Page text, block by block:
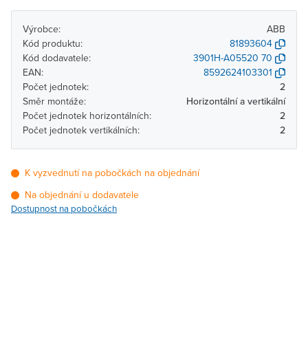
Výrobce:
ABB
Kód produktu:
81893604
Kód dodavatele:
3901H-A05520 70
EAN:
8592624103301
Počet jednotek:
2
Směr montáže:
Horizontální a vertikální
Počet jednotek horizontálních:
2
Počet jednotek vertikálních:
2
K vyzvednutí na pobočkách na objednání
Na objednání u dodavatele
Dostupnost na pobočkách